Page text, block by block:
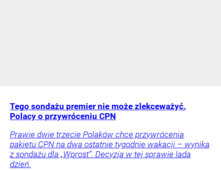
Tego sondażu premier nie może zlekceważyć.
Polacy o przywróceniu CPN
Prawie dwie trzecie Polaków chce przywrócenia
pakietu CPN na dwa ostatnie tygodnie wakacji – wynika
z sondażu dla „Wprost”. Decyzja w tej sprawie lada
dzień.